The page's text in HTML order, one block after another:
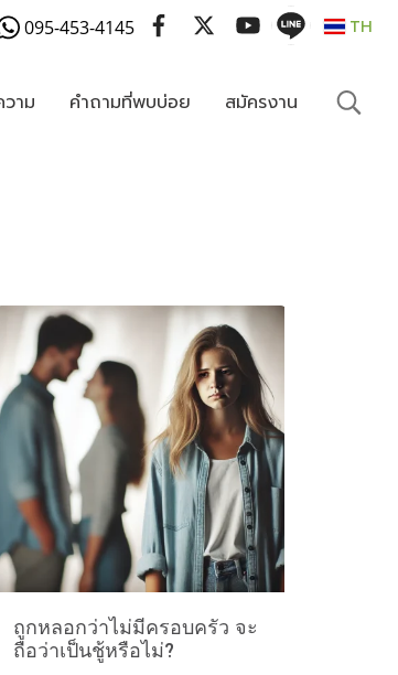
095-453-4145 TH
าม คำถามที่พบบ่อย สมัครงาน
ถูกหลอกว่าไม่มีครอบครัว จะ
ถือว่าเป็นชู้หรือไม่?